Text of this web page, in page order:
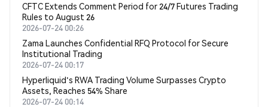
CFTC Extends Comment Period for 24/7 Futures Trading
Rules to August 26
2026-07-24 00:26
Zama Launches Confidential RFQ Protocol for Secure
Institutional Trading
2026-07-24 00:17
Hyperliquid's RWA Trading Volume Surpasses Crypto
Assets, Reaches 54% Share
2026-07-24 00:14